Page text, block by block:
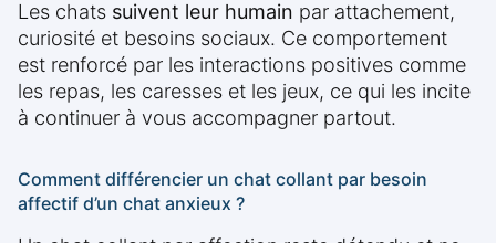
Les chats suivent leur humain par attachement,
curiosité et besoins sociaux. Ce comportement
est renforcé par les interactions positives comme
les repas, les caresses et les jeux, ce qui les incite
à continuer à vous accompagner partout.
Comment différencier un chat collant par besoin
affectif d’un chat anxieux ?